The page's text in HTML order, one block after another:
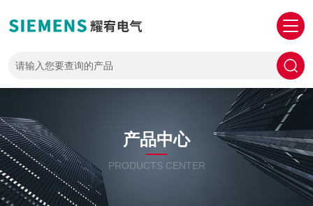
产品中心
PRODUCTS CENTER